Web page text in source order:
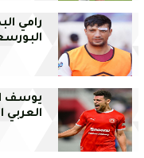
رامي
يوسف